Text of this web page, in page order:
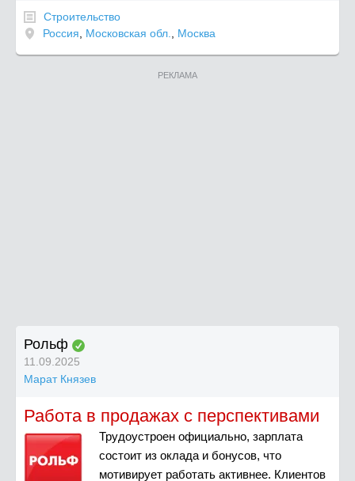
Строительство
Россия
Московская обл. Москва
РЕКЛАМА
Рольф
11.09.2025
Марат Князев
Работа в продажах с перспективами
Трудоустроен официально, зарплата
состоит из оклада и бонусов, что
мотивирует работать активнее. Клиентов